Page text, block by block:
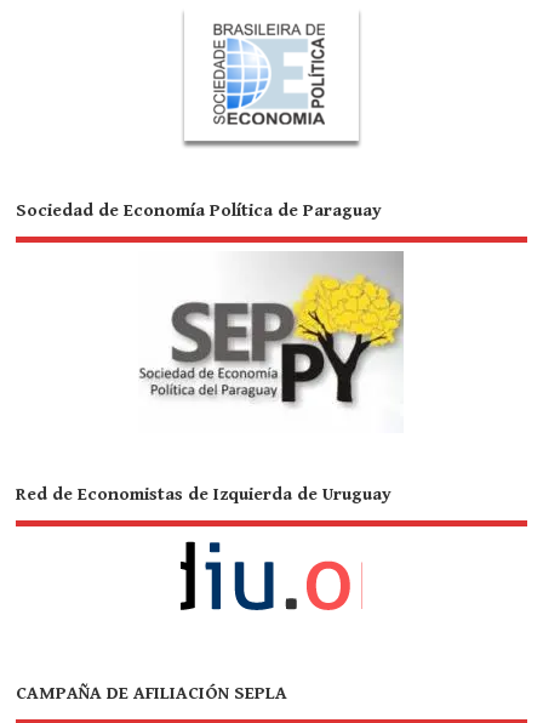
Sociedad de Economía Política de Paraguay
Red de Economistas de Izquierda de Uruguay
CAMPAÑA DE AFILIACIÓN SEPLA